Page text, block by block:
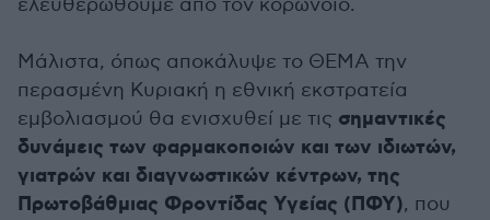
ελευθερωθούμε από τον κορωνοϊό.
Μάλιστα, όπως αποκάλυψε το ΘΕΜΑ την
περασμένη Κυριακή η εθνική εκστρατεία
εμβολιασμού θα ενισχυθεί με τις σημαντικές
δυνάμεις των φαρμακοποιών και των ιδιωτών,
γιατρών και διαγνωστικών κέντρων, της
Πρωτοβάθμιας Φροντίδας Υγείας (ΠΦΥ), που